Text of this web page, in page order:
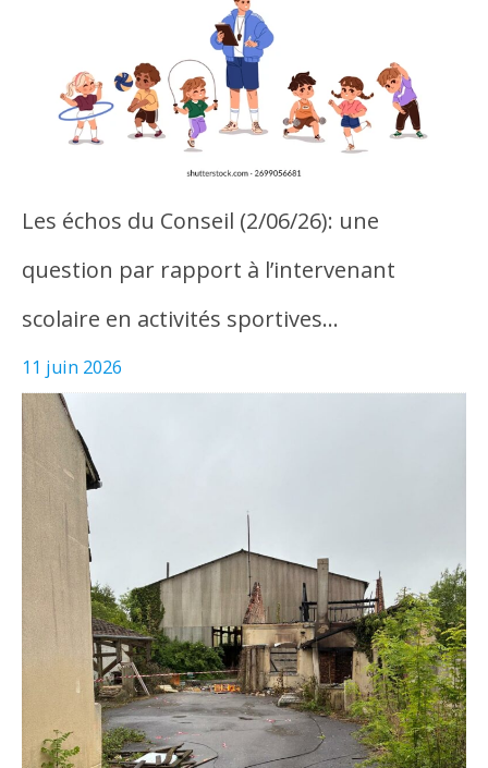
Les échos du Conseil (2/06/26): une
question par rapport à l’intervenant
scolaire en activités sportives…
11 juin 2026